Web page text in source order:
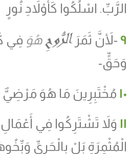
الرَّبِّ. اسْلُكُوا كَأَوْلاَدِ نُورٍ
٩ -لأَنَّ ثَمَرَالرُّوحِهُوَ فِي
وَحَقٍّ-
١٠ مُخْتَبِرِينَ مَا هُوَ مَرْضِيٌّ
١١ وَلاَ تَشْتَرِكُوا فِي
الْمُثْمِرَةِ بَلْ بِالْحَرِيِّ